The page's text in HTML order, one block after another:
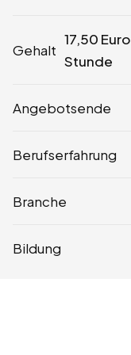
Gehalt
17,50 Euro
Stunde
Angebotsende
Berufserfahrung
Branche
Bildung